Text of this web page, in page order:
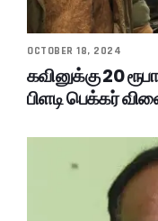
OCTOBER 18, 2024
கவினுக்கு 20
பிளடி பெக்கர்